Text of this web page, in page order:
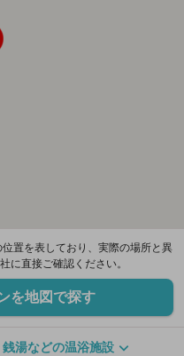
置を表しており、実際の場所と異
に直接ご確認ください。
を地図で探す
湯などの温浴施設